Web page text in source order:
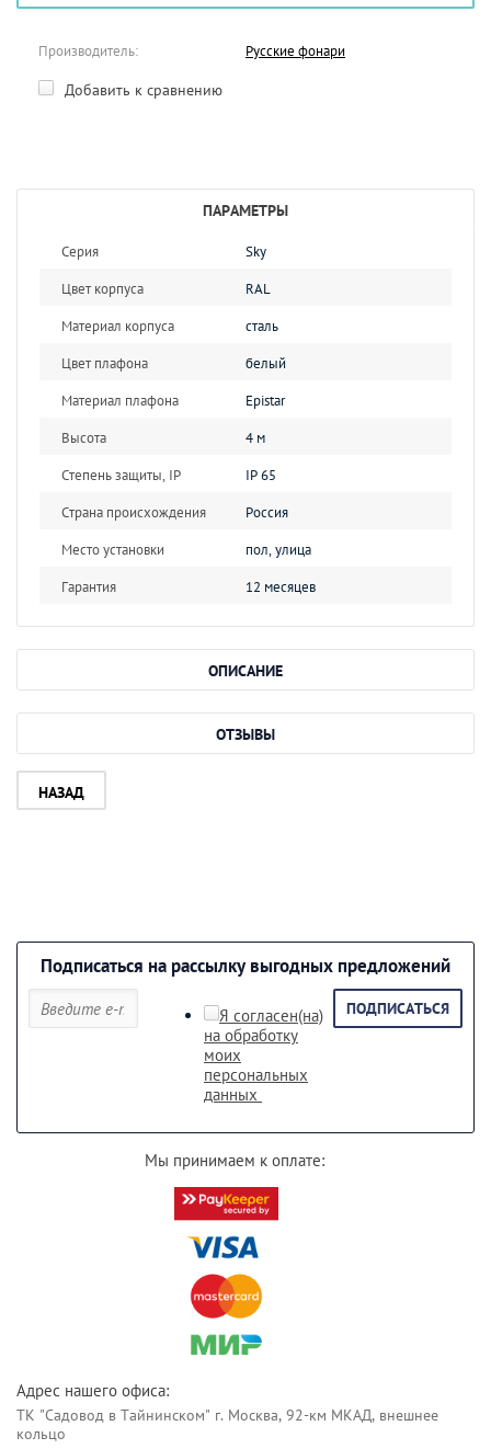
Производитель: Русские фонари
Добавить к сравнению
ПАРАМЕТРЫ
Серия
Sky
Цвет корпуса
RAL
Материал корпуса
сталь
Цвет плафона
белый
Материал плафона
Epistar
Высота
4 м
Степень защиты, IP
IP 65
Страна происхождения
Россия
Место установки
пол, улица
Гарантия
12 месяцев
ОПИСАНИЕ
ОТЗЫВЫ
НАЗАД
Подписаться на рассылку выгодных предложений
Я согласен(на)
на обработку
моих
персональных
данных
ПОДПИСАТЬСЯ
Мы принимаем к оплате:
Адрес нашего офиса:
ТК "Садовод в Тайнинском" г. Москва, 92-км МКАД, внешнее
кольцо